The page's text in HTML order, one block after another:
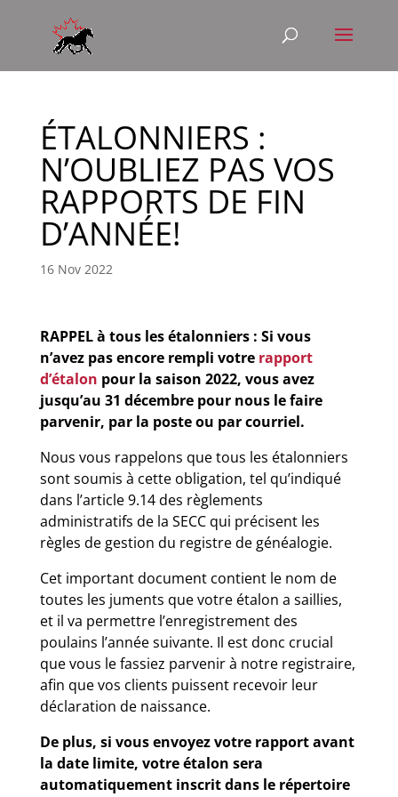
ÉTALONNIERS :
N’OUBLIEZ PAS VOS
RAPPORTS DE FIN
D’ANNÉE!
16 Nov 2022
RAPPEL à tous les étalonniers : Si vous
n’avez pas encore rempli votre rapport
d’étalon pour la saison 2022, vous avez
jusqu’au 31 décembre pour nous le faire
parvenir, par la poste ou par courriel.
Nous vous rappelons que tous les étalonniers
sont soumis à cette obligation, tel qu’indiqué
dans l’article 9.14 des règlements
administratifs de la SECC qui précisent les
règles de gestion du registre de généalogie.
Cet important document contient le nom de
toutes les juments que votre étalon a saillies,
et il va permettre l’enregistrement des
poulains l’année suivante. Il est donc crucial
que vous le fassiez parvenir à notre registraire,
afin que vos clients puissent recevoir leur
déclaration de naissance.
De plus, si vous envoyez votre rapport avant
la date limite, votre étalon sera
automatiquement inscrit dans le répertoire